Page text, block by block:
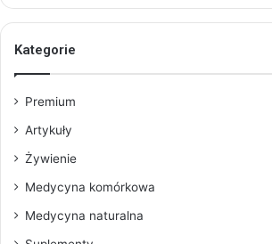
Kategorie
Premium
Artykuły
Żywienie
Medycyna komórkowa
Medycyna naturalna